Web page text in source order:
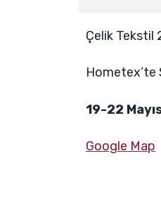
Çelik Tekstil
Hometex’te
19-22
Google Map